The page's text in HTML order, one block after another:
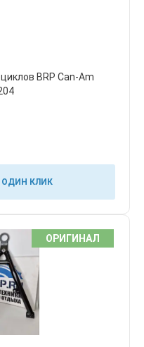
BRP Can-Am
ОДИН КЛИК
ОРИГИНАЛ